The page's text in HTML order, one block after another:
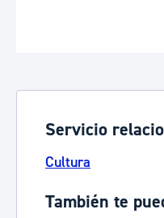
Servicio
Cultura
También te